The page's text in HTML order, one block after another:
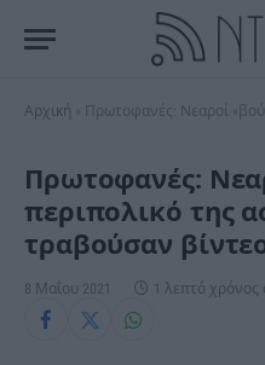
Αρχική Πρωτοφανές: Νεαροί «βούτηξαν»
Πρωτοφανές:
περιπολικό της
τραβούσαν
8 Μαΐου 2021 1 λεπτό